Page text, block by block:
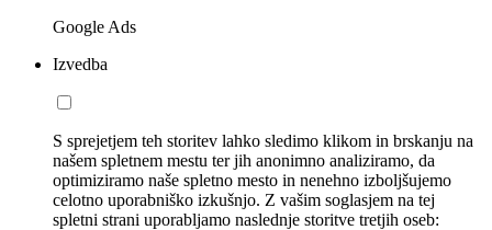
Google Ads
Izvedba
S sprejetjem teh storitev lahko sledimo klikom in brskanju na
našem spletnem mestu ter jih anonimno analiziramo, da
optimiziramo naše spletno mesto in nenehno izboljšujemo
celotno uporabniško izkušnjo. Z vašim soglasjem na tej
spletni strani uporabljamo naslednje storitve tretjih oseb: